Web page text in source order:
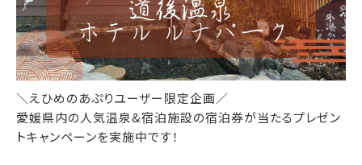
＼えひめのあぷりユーザー限定企画／
愛媛県内の人気温泉&宿泊施設の宿泊券が当たるプレゼン
トキャンペーンを実施中です！